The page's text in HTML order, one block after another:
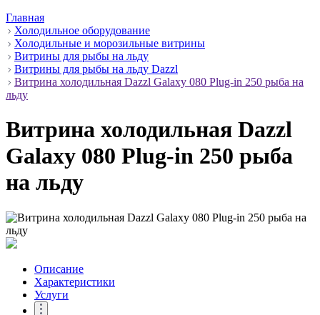
Главная
Холодильное оборудование
Холодильные и морозильные витрины
Витрины для рыбы на льду
Витрины для рыбы на льду Dazzl
Витрина холодильная Dazzl Galaxy 080 Plug-in 250 рыба на
льду
Витрина холодильная Dazzl
Galaxy 080 Plug-in 250 рыба
на льду
Описание
Характеристики
Услуги